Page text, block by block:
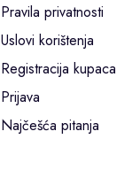
Pravila privatnosti
Uslovi korištenja
Registracija kupaca
Prijava
Najčešća pitanja